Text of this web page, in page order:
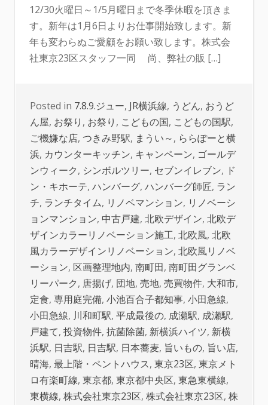
12/30火曜日～1/5月曜日まで冬季休暇を頂きま
す。新年は1月6日よりお仕事開始致します。新
年も変わらぬご愛顧をお願い致します。株式会
社東京23区スタッフ一同 尚、弊社の販 […]
Posted in 7.8.9.ジュー, JR横浜線, うどん, おうど
ん屋, お祭り , お祭り , こどもの国, こどもの国駅,
ご機嫌な店, つきみ野駅, まうい～, ららぽーと横
浜, カウンターキッチン, キャンペーン, ゴールデ
ンウィーク, シンボルツリー, セブンイレブン, ド
ン・キホーテ, ハンバーグ, ハンバーグ師匠, ラン
チ, ランチタイム, リノベマンション, リノベーシ
ョンマンション, 中古戸建, 北欧デザイン, 北欧デ
ザインカラーリノベーション施工, 北欧風, 北欧
風カラーデザインリノベーション, 北欧風リノベ
ーション, 区画整理地内, 南町田, 南町田グランベ
リーパーク, 唐揚げ, 団地, 売地, 売買物件, 大和市,
定食, 専用庭完備, 小池百合子都知事, 小田急線,
小田急線, 川和町駅, 平成最後の, 成瀬駅, 成瀬駅,
戸建て, 投資物件, 抗菌除菌, 新横浜ハイツ, 新横
浜駅, 日吉駅, 日吉駅, 日本蕎麦, 旨いもの, 旨い店,
晴海, 最上階・ペントハウス, 東京23区, 東京メト
ロ有楽町線, 東京都, 東京都中央区, 東急東横線,
東横線, 株式会社東京23区, 株式会社東京23区, 株